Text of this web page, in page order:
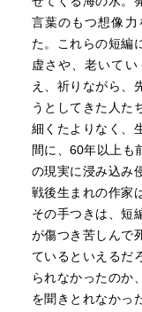
言葉のもつ想像力
た。これらの短編
虚さや、老いて
え、祈りながら、
うとしてきた人た
細くたよりなく、
間に、60年以上も
の現実に浸み込み
戦後生まれの作家
その手つきは、短
が傷つき苦しんで
ているといえるだ
られなかったのか
を聞きとれなかっ